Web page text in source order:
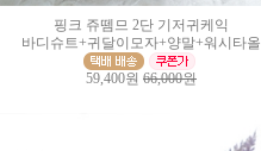
핑크 쥬뗌므 2단 기저귀케익
바디슈트+귀달이모자+양말+워시타올
59,400원 66,000원